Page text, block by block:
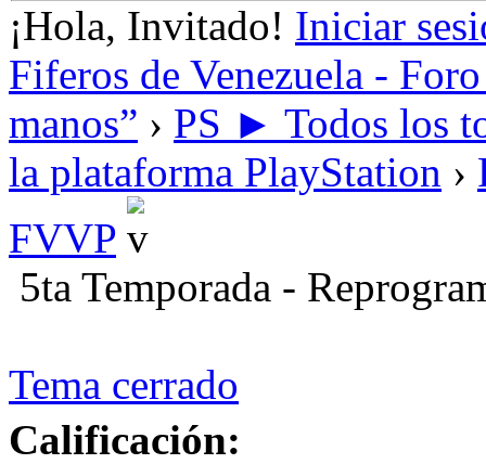
¡Hola, Invitado! Iniciar
Fiferos de Venezuela -
manos” › PS ► Todos los
la plataforma PlayStation ›
FVVP
5ta Temporada -
Tema cerrado
Calificación: